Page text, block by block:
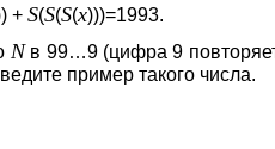
+ S(S(S(x)))=1993.
Nв 99…9 (цифра 9
пример такого числа.